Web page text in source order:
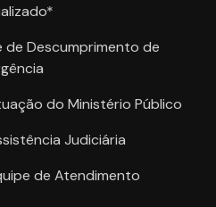
de Descumprimento de
do Ministério Público
Judiciária
de Atendimento